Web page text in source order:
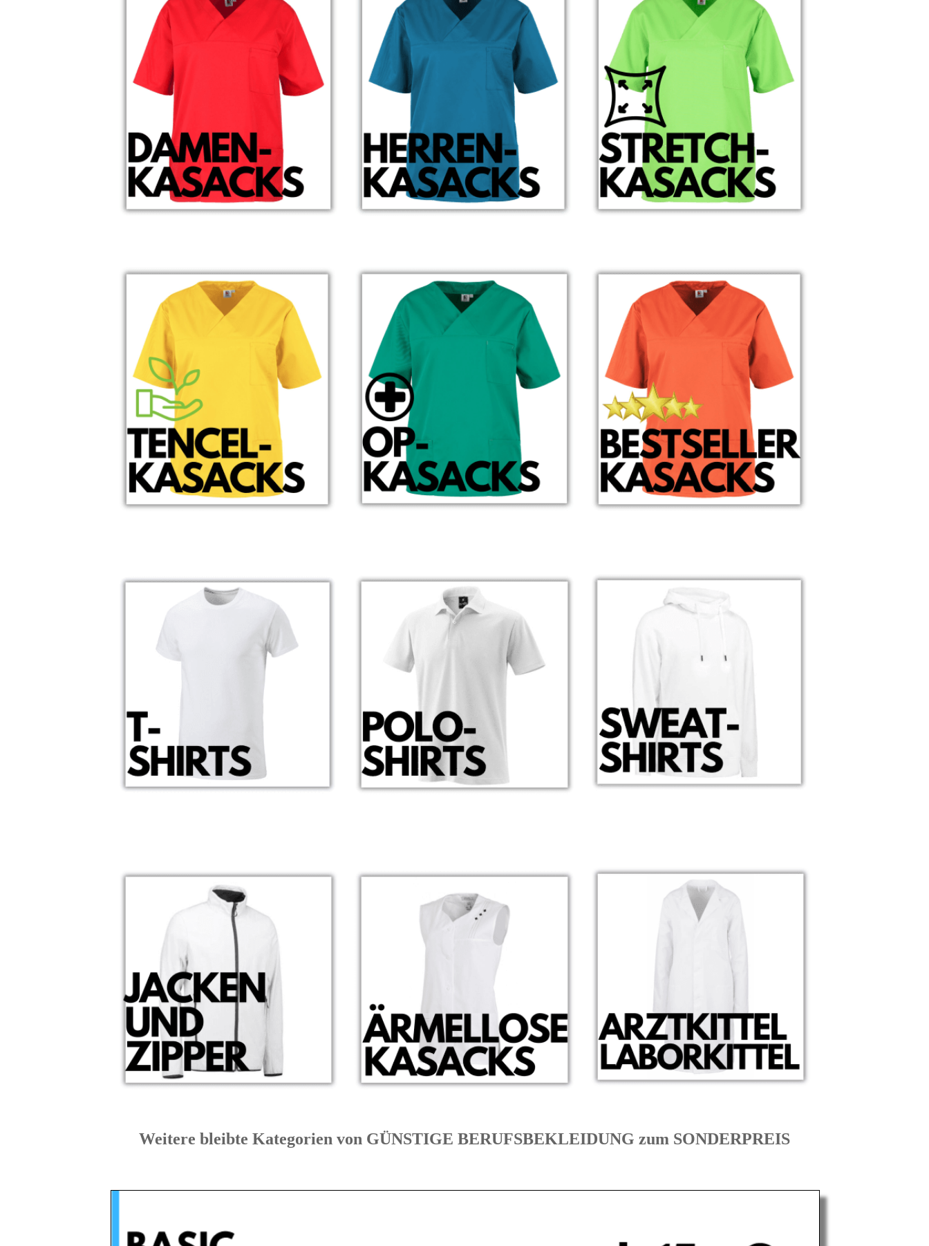
Weitere bleibte Kategorien von GÜNSTIGE BERUFSBEKLEIDUNG zum SONDERPREIS